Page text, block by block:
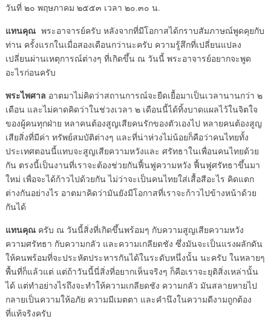
วันที่ ๒๐ พฤษภาคม ๒๕๕๓ เวลา ๒๐.๓๐ น.
แทนคุณ พระอาจารย์ครับ หลังจากที่มีโอกาสได้กราบสัมภาษณ์พูดคุยกับ
ท่าน ครั้งแรกในเมื่อสองเดือนกว่านะครับ ความรู้สึกที่เปลี่ยนแปลง
เปลี่ยนผ่านเหตุการณ์ต่างๆ ที่เกิดขึ้น ณ วันนี้ พระอาจารย์อยากจะพูด
อะไรก่อนครับ
พระไพศาล อาตมาไม่คิดว่าสถานการณ์จะยืดเยื้อมาเป็นเวลานานกว่า ๒
เดือน และไม่คาดคิดว่าในช่วงเวลา ๒ เดือนนี้ได้ทิ้งบาดแผลไว้ในจิตใจ
ของผู้คนทุกฝ่าย หลาคนต้องสูญเสียคนรักของตัวเองไป หลายคนต้องสูญ
เสียสิ่งที่มีค่า ทรัพย์สมบัติต่างๆ และที่น่าห่วงไม่น้อยก็คือว่าคนไทยทั้ง
ประเทศตอนนี้แทบจะสูญเสียความหวังและ ศรัทธาในเพื่อนคนไทยด้วย
กัน ตรงนี้เป็นงานที่เราจะต้องช่วยกันฟื้นฟูความหวัง ฟื้นฟูศรัทธาขึ้นมา
ใหม่ เพื่อจะได้ก้าวไปด้วยกัน ไม่ว่าจะเป็นคนไทยใส่เสื้อสีอะไร คิดแตก
ต่างกันอย่างไร อาตมาคิดว่ามันยังมีโอกาสที่เราจะก้าวไปข้างหน้าด้วย
กันได้
แทนคุณครับ ณ วันนี้สิ่งที่เกิดขึ้นพร้อมๆ กับความสูญเสียความหวัง
ความศรัทธา กับความกลัว และความเกลียดชัง ซึ่งมันจะเป็นแรงผลักดัน
ให้คนพร้อมที่จะประหัตประหารกันได้ในระดับหนึ่งนั้น นะครับ ในหลายๆ
พื้นที่ก็แล้วแต่ แต่ถ้าวันนี้นี่สิ่งที่อยากเห็นจริงๆ ก็คือเราจะยุติสิ่งเหล่านั้น
ได้ แต่ทำอย่างไรถึงจะทำให้ความเกลียดชัง ความกลัว มันสลายหายไป
กลายเป็นความให้อภัย ความมีเมตตา และคำนึงในความดีงามถูกต้อง
ที่แท้จริงครับ